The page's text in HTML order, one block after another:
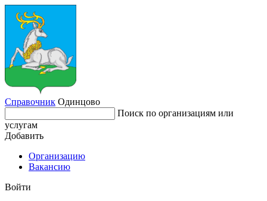
Справочник Одинцово
Поиск по организациям или
услугам
Добавить
Организацию
Вакансию
Войти